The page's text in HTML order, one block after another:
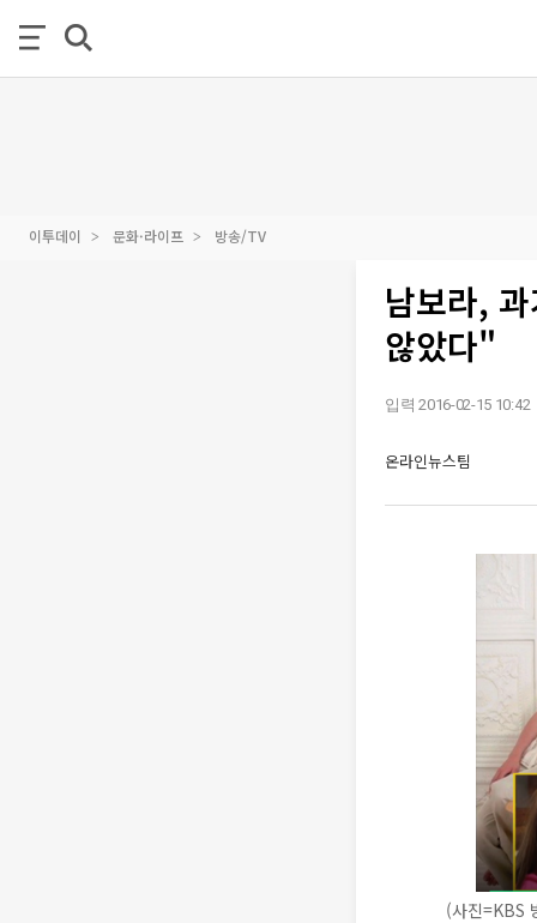
이투데이 문화·라이프 방송/TV
남보라,
않았다"
입력 2016-02-15 10:42
온라인뉴스팀
(사진=KBS